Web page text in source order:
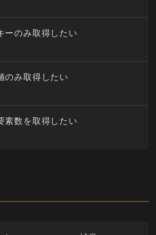
ーのみ取得したい
のみ取得したい
素数を取得したい